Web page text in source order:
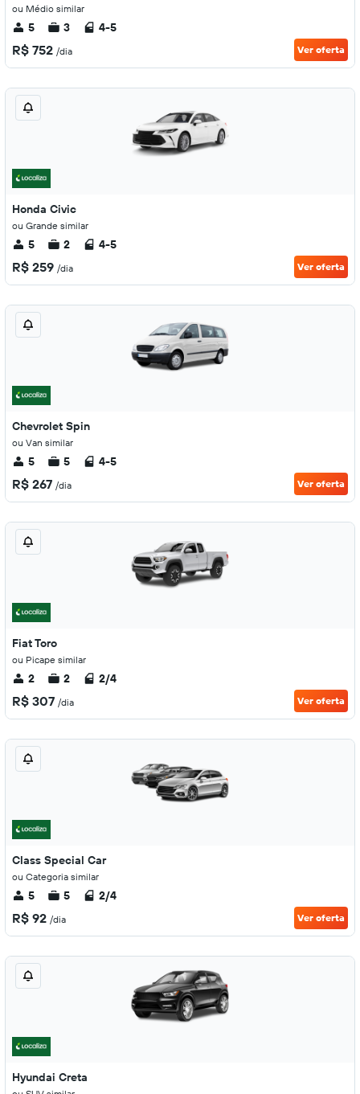
ou Médio similar
5 3 4-5
R$ 752 /dia Ver oferta
Honda Civic
ou Grande similar
5 2 4-5
R$ 259 /dia Ver oferta
Chevrolet Spin
ou Van similar
5 5 4-5
R$ 267 /dia Ver oferta
Fiat Toro
ou Picape similar
2 2 2/4
R$ 307 /dia Ver oferta
Class Special Car
ou Categoria similar
5 5 2/4
R$ 92 /dia Ver oferta
Hyundai Creta